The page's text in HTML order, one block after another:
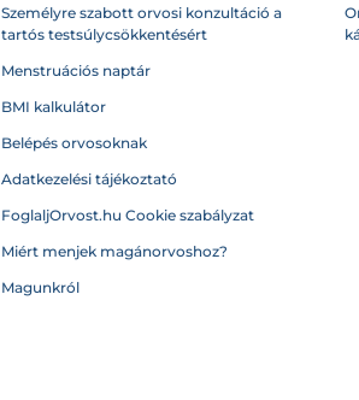
Személyre szabott orvosi konzultáció a
tartós testsúlycsökkentésért
Menstruációs naptár
BMI kalkulátor
Belépés orvosoknak
Adatkezelési tájékoztató
FoglaljOrvost.hu Cookie szabályzat
Miért menjek magánorvoshoz?
Magunkról